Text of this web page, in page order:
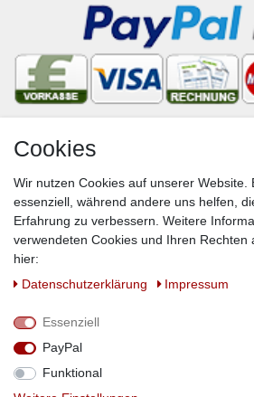
Newsletter
VORNAME
Newsletter
Hiermit bestätige ich, dass ich die
Cookies
Wir nutzen Cookies auf unserer Website.
essenziell, während andere uns helfen,
Erfahrung zu verbessern. Weitere
verwendeten Cookies und Ihren Rechten
hier:
Daten­schutz­erklärung
Impressum
Essenziell
PayPal
Funktional